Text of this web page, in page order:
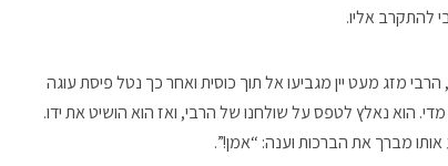
להתקרב אליו.
מזג מעט יין מגביעו אל תוך כוסית ואחר כך נטל פיסת עוגה
הוא נאלץ לטפס על שולחנו של הרבי, ואז הוא הושיט את ידו.
מברך את הברכות וענה: “אמן!”.